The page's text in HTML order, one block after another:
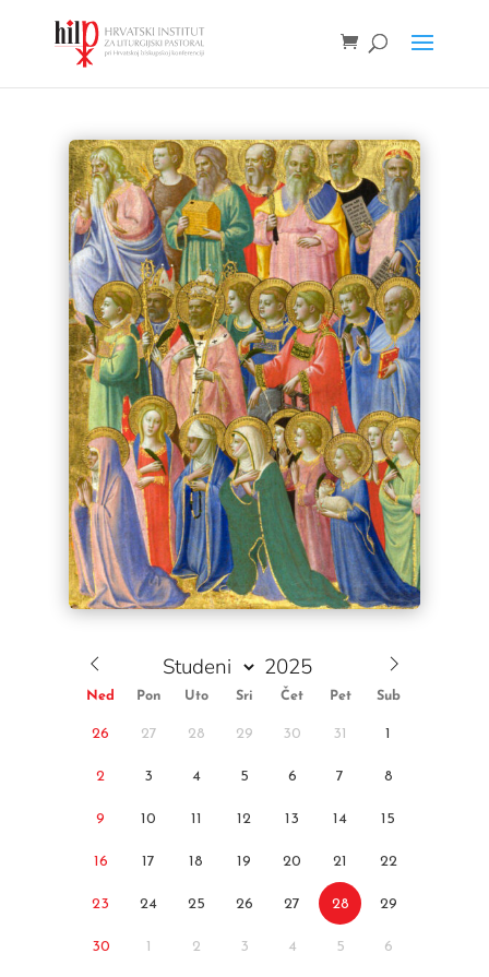
Ned Pon Uto Sri Čet Pet Sub
26 27 28 29 30 31 1
2 3 4 5 6 7 8
9 10 11 12 13 14 15
16 17 18 19 20 21 22
23 24 25 26 27 28 29
30 1 2 3 4 5 6